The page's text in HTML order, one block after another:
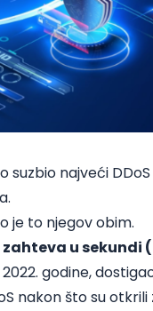
suzbio najveći
je to njegov obim.
u sekundi
godine,
nakon što su